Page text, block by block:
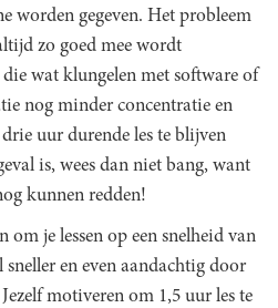
worden gegeven. Het probleem
zo goed mee wordt
wat klungelen met software of
nog minder concentratie en
uur durende les te blijven
is, wees dan niet bang, want
kunnen redden!
om je lessen op een snelheid van
sneller en even aandachtig door
motiveren om 1,5 uur les te